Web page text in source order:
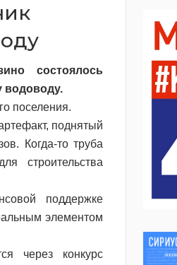
состоялось
водоводу.
поселения.
поднятый
Когда-то труба
строительства
поддержке
элементом
через конкурс